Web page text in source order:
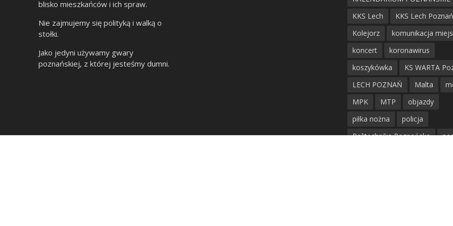
blisko mieszkańców i ich spraw.
Nie zajmujemy się polityką i walką o
stołki.
Jako jedyni używamy gwary
poznańskiej, z której jesteśmy dumni.
KKS Lech
KKS Lech Poznań
Kolejorz
komunikacja
koncert
koronawirus
koszykówka
KS WARTA
LECH POZNAŃ
Malta
MPK
MTP
objazdy
piłka nożna
policja
Politechnika Poznańska